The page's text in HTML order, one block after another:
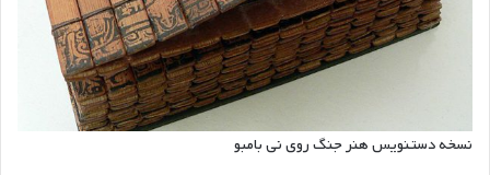
نسخه دستنویس هنر جنگ روی نی بامبو